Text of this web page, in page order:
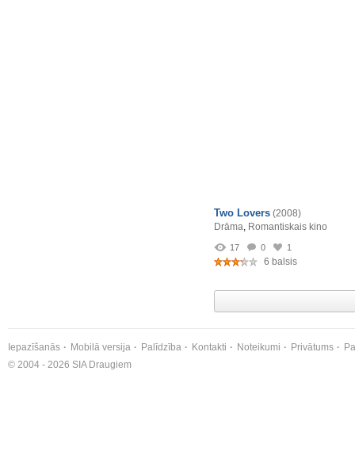
Two Lovers (2008)
Drāma, Romantiskais kino
17 0 1
6 balsis
Iepazīšanās Mobilā versija Palīdzība Kontakti Noteikumi Privātums
© 2004 - 2026 SIA Draugiem